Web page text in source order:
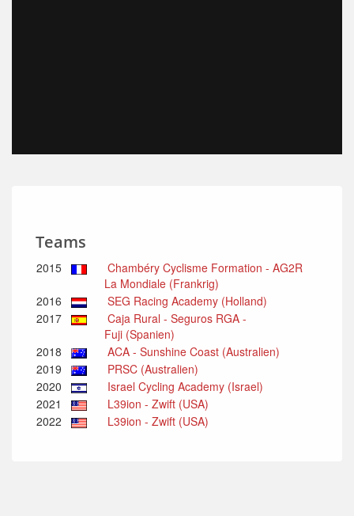
Teams
2015
Chambéry Cyclisme Formation - AG2R
La Mondiale (Frankrig)
2016
SEG Racing Academy (Holland)
2017
Caja Rural - Seguros RGA -
Fuji (Spanien)
2018
ACA - Sunshine Coast (Australien)
2019
PRSC (Australien)
2020
Israel Cycling Academy (Israel)
2021
L39ion - Zwift (USA)
2022
L39ion - Zwift (USA)